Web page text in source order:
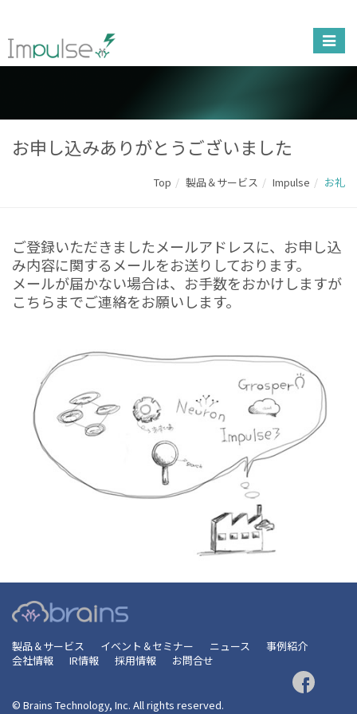
お申し込みありがとうございました
Top 製品＆サービス Impulse お礼
ご登録いただきましたメールアドレスに、お申し込
み内容に関するメールをお送りしております。
メールが届かない場合は、お手数をおかけしますが
こちらまでご連絡をお願いします。
製品＆サービス イベント＆セミナー ニュース
事例紹介
会社情報
IR情報 採用情報 お問合せ
© Brains Technology, Inc. All rights reserved.